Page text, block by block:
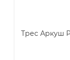
Трес Аркуш